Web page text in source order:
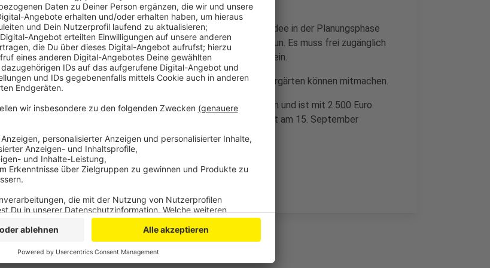
Wer mitmachen möchte, muss nur etwas getan haben oder eine Idee in der Planungsphase
haben, bei der es darum geht, der Allgemeinheit etwas Gutes zu tun. Es muss frei zugänglich
sein und darf im vergangenen Jahr noch nicht gefördert worden sein.
Sowohl Einzelpersonen als auch Schulklassen, Vereine oder Kindergärten können mitmachen.
Der Preis wird in Kooperation mit der Westenergie AG ausgegeben und ist mit 2.500 Euro
dotiert. Die Bewerbungsfrist für den Klimaschutzpreis 2024 endet am 15. September
2024.Das Bewerbungsformular gibt es >>
<<.
Anzeige